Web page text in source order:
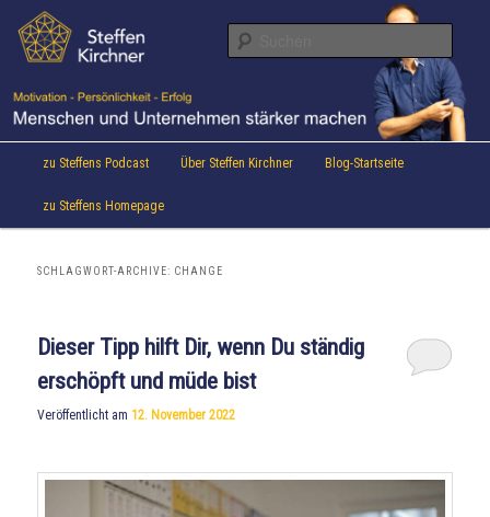
Inhalt
wechseln
sekundären
Inhalt
Steffen Kirchner Blog
Aktuelles von Speaker & Motivationstrainer Steffen Kirchner
Hauptmenü
zu Steffens Podcast Über Steffen Kirchner Blog-Startseite
zu Steffens Homepage
SCHLAGWORT-ARCHIVE: CHANGE
Dieser Tipp hilft Dir, wenn Du ständig
erschöpft und müde bist
Veröffentlicht am12. November 2022